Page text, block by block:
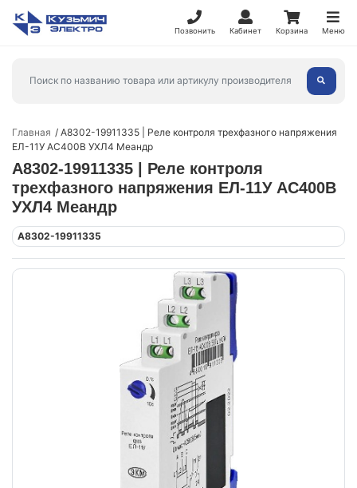
Позвонить Кабинет Корзина Меню
Главная
A8302-19911335 | Реле контроля трехфазного напряжения
ЕЛ-11У AC400В УХЛ4 Меандр
A8302-19911335 | Реле контроля
трехфазного напряжения ЕЛ-11У AC400В
УХЛ4 Меандр
A8302-19911335